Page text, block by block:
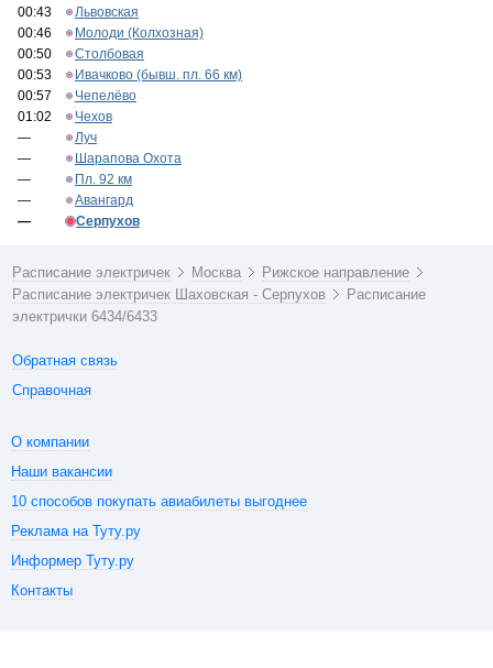
00:43
Львовская
00:46
Молоди (Колхозная)
00:50
Столбовая
00:53
Ивачково (бывш. пл. 66 км)
00:57
Чепелёво
01:02
Чехов
—
Луч
—
Шарапова Охота
—
Пл. 92 км
—
Авангард
—
Серпухов
Расписание электричек Москва
Рижское направление
Расписание электричек Шаховская - Серпухов
Расписание
электрички 6434/6433
Обратная связь
Справочная
О компании
Наши вакансии
10 способов покупать авиабилеты выгоднее
Реклама на Туту.ру
Информер Туту.ру
Контакты